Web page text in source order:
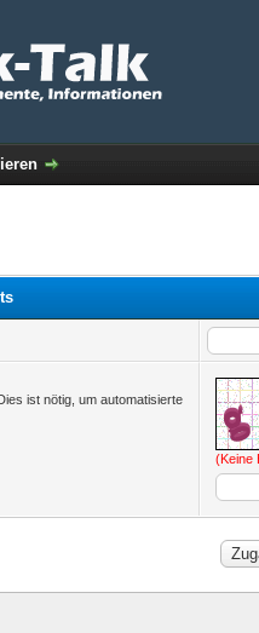
ist nötig, um automatisierte
(Keine